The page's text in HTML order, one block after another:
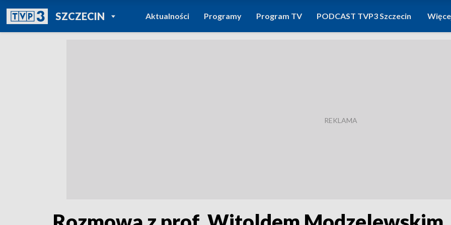
SZCZECINPOWRÓT DO
TVP REGIONY
Aktualności Programy Program TV PODCAST TVP3 Szczecin